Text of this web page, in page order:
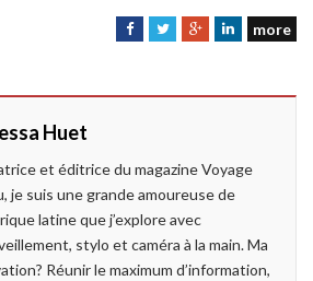
F
o
k
T
r
G
+
L
I
n
more
Huet
et éditrice du magazine Voyage
je suis une grande amoureuse de
latine que j’explore avec
stylo et caméra à la main. Ma
Réunir le maximum d’information,